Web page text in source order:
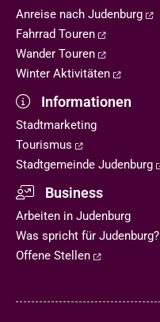
Anreise nach Judenburg
Fahrrad Touren
Wander Touren
Winter Aktivitäten
Informationen
Stadtmarketing
Tourismus
Stadtgemeinde Judenburg
Business
Arbeiten in Judenburg
Was spricht für Judenburg?
Offene Stellen